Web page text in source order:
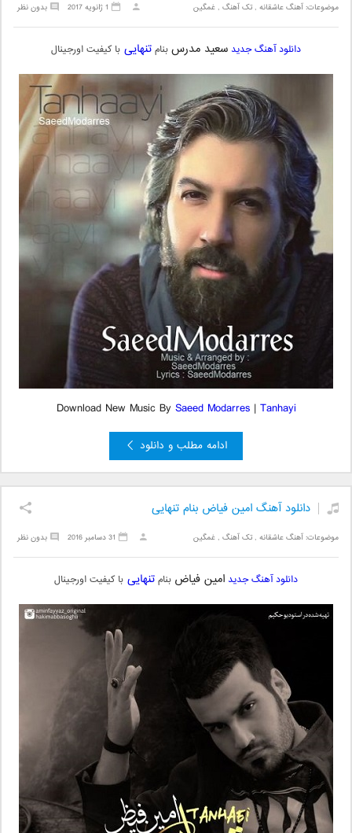
موضوعات:آهنگ عاشقانه ,تک آهنگ ,غمگین بدون نظر 1 ژانویه 2017
دانلود آهنگ جدید سعید مدرسبنامتنهایی با کیفیت اورجینال
Download New Music By Saeed Modarres| Tanhayi
ادامه مطلب و دانلود
دانلود آهنگ امین فیاض بنام تنهایی
موضوعات:آهنگ عاشقانه ,تک آهنگ ,غمگین بدون نظر 31 دسامبر 2016
دانلود آهنگ جدید امین فیاض بنامتنهایی با کیفیت اورجینال